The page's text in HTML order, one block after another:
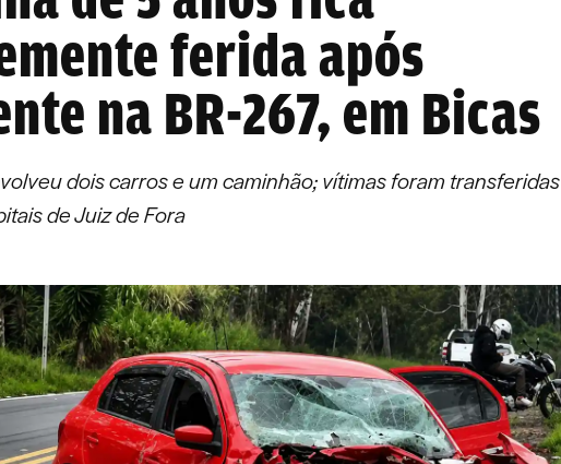
ferida após
na BR-267, em Bicas
dois carros e um caminhão; vítimas foram transferidas
de Juiz de Fora